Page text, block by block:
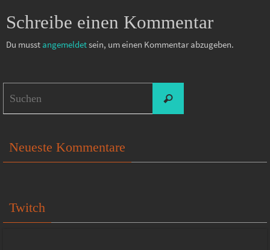
Schreibe einen Kommentar
Du musst angemeldetsein, um einen Kommentar abzugeben.
Suchen
Neueste Kommentare
Twitch